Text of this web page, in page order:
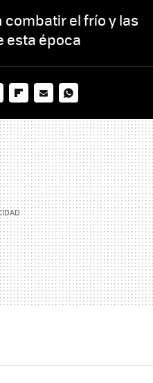
combatir el frío y las
esta época
MAIL